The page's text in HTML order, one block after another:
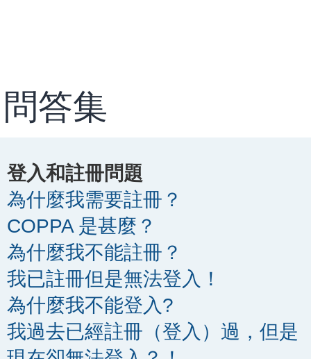
問答集
登入和註冊問題
為什麼我需要註冊？
COPPA 是甚麼？
為什麼我不能註冊？
我已註冊但是無法登入！
為什麼我不能登入?
我過去已經註冊（登入）過，但是